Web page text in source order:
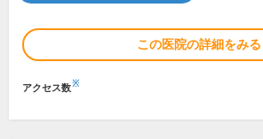
この医院の詳細をみる
アクセス数※